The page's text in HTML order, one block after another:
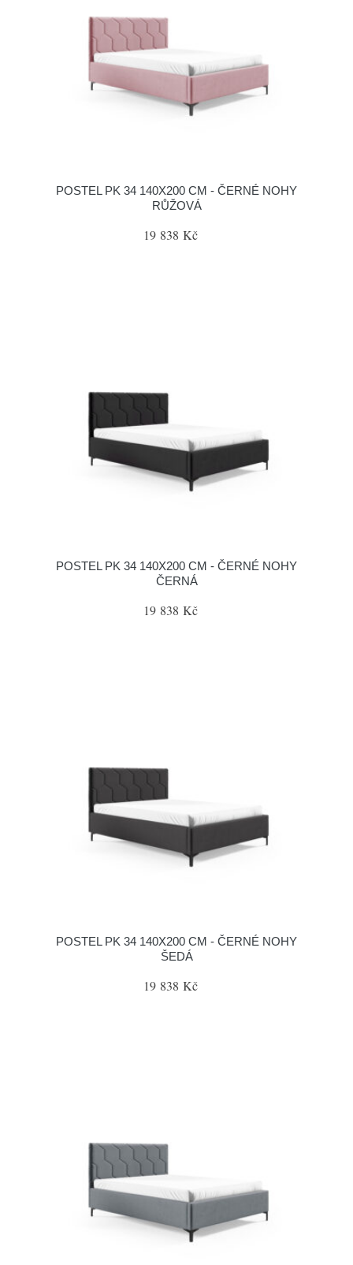
POSTEL PK 34 140X200 CM - ČERNÉ NOHY
RŮŽOVÁ
19 838 Kč
POSTEL PK 34 140X200 CM - ČERNÉ NOHY
ČERNÁ
19 838 Kč
POSTEL PK 34 140X200 CM - ČERNÉ NOHY
ŠEDÁ
19 838 Kč